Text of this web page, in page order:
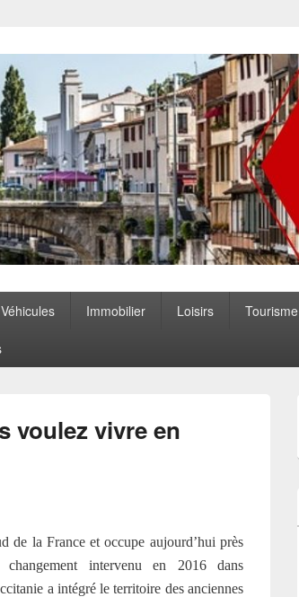
Véhicules Immobilier Loisirs Tourisme
voulez vivre en
de la France et occupe aujourd’hui près
intervenu en 2016 dans
a intégré le territoire des anciennes